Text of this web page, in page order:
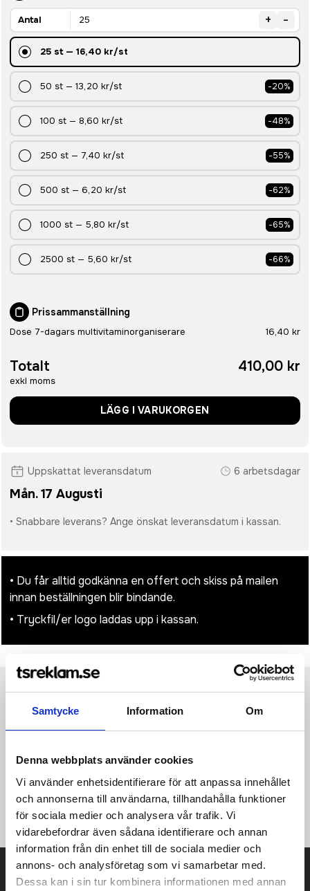
Samtycke Information Om
Denna webbplats använder cookies
Vi använder enhetsidentifierare för att anpassa innehållet
och annonserna till användarna, tillhandahålla funktioner
för sociala medier och analysera vår trafik. Vi
vidarebefordrar även sådana identifierare och annan
information från din enhet till de sociala medier och
annons- och analysföretag som vi samarbetar med.
Dessa kan i sin tur kombinera informationen med annan
Antal + -
25 st— 16,40 kr/st
50 st — 13,20 kr/st -20%
100 st — 8,60 kr/st -48%
250 st — 7,40 kr/st -55%
500 st — 6,20 kr/st -62%
1000 st — 5,80 kr/st -65%
2500 st — 5,60 kr/st -66%
Prissammanställning
Dose 7-dagars multivitaminorganiserare 16,40 kr
Totalt
exkl moms
410,00 kr
LÄGG I VARUKORGEN
Uppskattat leveransdatum 6 arbetsdagar
Mån. 17 Augusti
• Snabbare leverans? Ange önskat leveransdatum i kassan.
• Du får alltid godkänna en offert och skiss på mailen
innan beställningen blir bindande.
• Tryckfil/er logo laddas upp i kassan.
hålla koll på dina dagliga vitaminer och kosttillskott. Den har
sju tydligt märkta fack (måndag till söndag) så att du aldrig
missar en dos. Den är kompakt och hållbar och passar perfekt
för både resor och vardagsbruk, så att du enkelt kan ha med
dig och förvara dina vitaminer.
Prisuppgift på mailen?